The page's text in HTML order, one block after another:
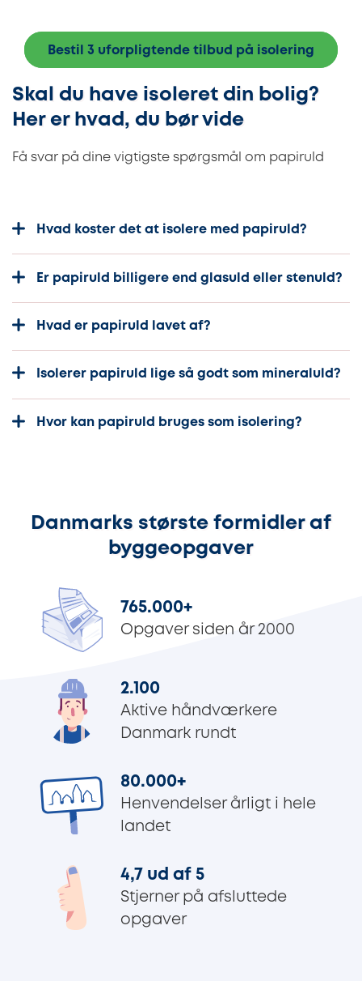
Bestil 3 uforpligtende tilbud på isolering
Skal du have isoleret din bolig?
Her er hvad, du bør vide
Få svar på dine vigtigste spørgsmål om papiruld
Hvad koster det at isolere med papiruld?
Er papiruld billigere end glasuld eller stenuld?
Hvad er papiruld lavet af?
Isolerer papiruld lige så godt som mineraluld?
Hvor kan papiruld bruges som isolering?
Danmarks største formidler af
byggeopgaver
765.000+
Opgaver siden år 2000
2.100
Aktive håndværkere
Danmark rundt
80.000+
Henvendelser årligt i hele
landet
4,7 ud af 5
Stjerner på afsluttede
opgaver